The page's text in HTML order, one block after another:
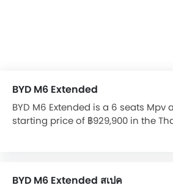
BYD M6 Extended
BYD M6 Extended is a 6 seats Mpv
starting price of ฿929,900 in the
BYD M6 Extended สเปค